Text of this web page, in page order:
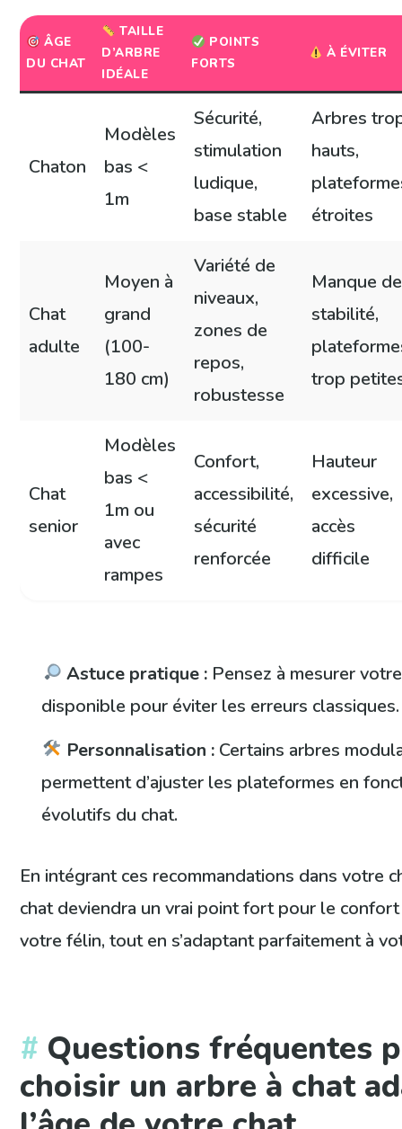
ÂGE
DU CHAT
TAILLE
D’ARBRE
IDÉALE
POINTS
FORTS
À ÉVITER
Chaton
Modèles
bas <
1m
Sécurité,
stimulation
ludique,
base stable
Arbres
hauts,
étroites
Chat
adulte
Moyen à
grand
(100-
180 cm)
Variété de
niveaux,
zones de
repos,
robustesse
Manque de
stabilité,
trop
Chat
senior
Modèles
bas <
1m ou
avec
rampes
Confort,
accessibilité,
sécurité
renforcée
Hauteur
excessive,
accès
difficile
Astuce pratique : Pensez à mesurer
disponible pour éviter les erreurs classiques.
Personnalisation : Certains arbres
permettent d’ajuster les plateformes en
évolutifs du chat.
En intégrant ces recommandations dans votre
chat deviendra un vrai point fort pour le
votre félin, tout en s’adaptant parfaitement à
Questions fréquentes
choisir un arbre à chat